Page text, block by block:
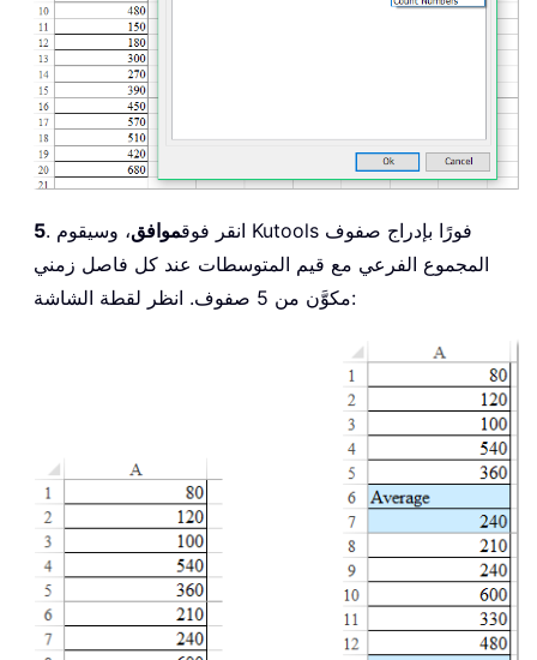
5 . انقر فوقموافق، وسيقوم Kutools فورًا بإدراج صفوف
المجموع الفرعي مع قيم المتوسطات عند كل فاصل زمني
مكوَّن من 5 صفوف. انظر لقطة الشاشة: